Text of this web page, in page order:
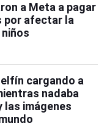
a Meta a pagar
por afectar la
cargando a
nadaba
las imágenes